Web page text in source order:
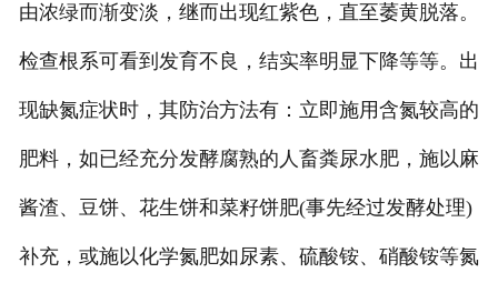
由浓绿而渐变淡，继而出现红紫色，直至萎黄脱落。
检查根系可看到发育不良，结实率明显下降等等。出
现缺氮症状时，其防治方法有：立即施用含氮较高的
肥料，如已经充分发酵腐熟的人畜粪尿水肥，施以麻
酱渣、豆饼、花生饼和菜籽饼肥(事先经过发酵处理)
补充，或施以化学氮肥如尿素、硫酸铵、硝酸铵等氮